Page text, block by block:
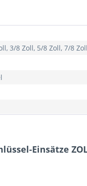
3/8 Zoll, 5/8 Zoll, 7/8
Einsätze